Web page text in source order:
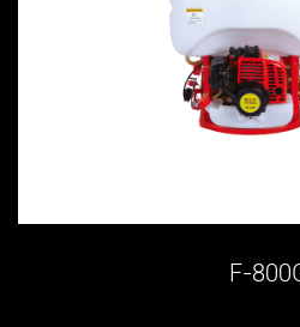
F-